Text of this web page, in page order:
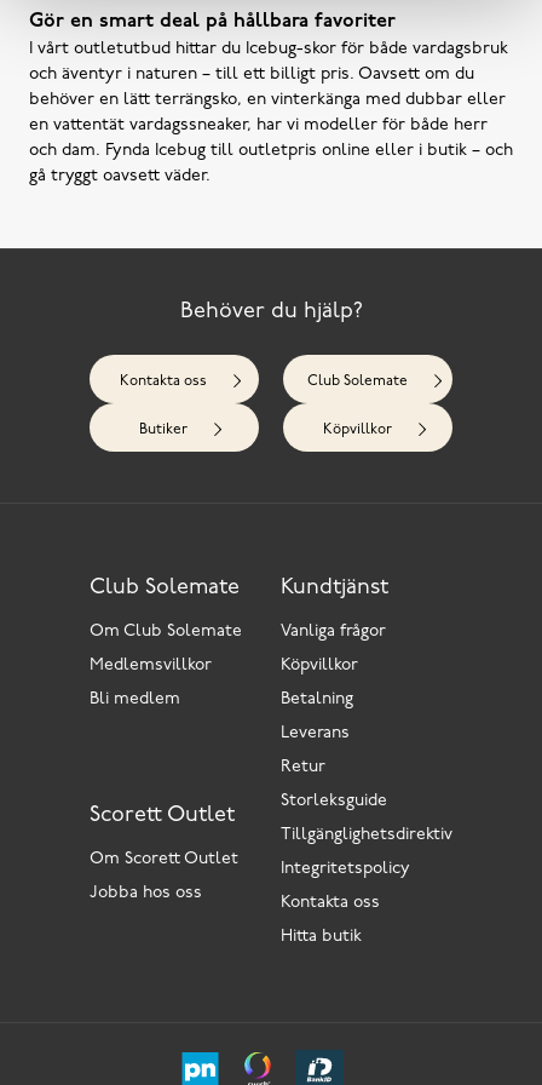
Gör en smart deal på hållbara favoriter
I vårt outletutbud hittar du Icebug-skor för både vardagsbruk
och äventyr i naturen – till ett billigt pris. Oavsett om du
behöver en lätt terrängsko, en vinterkänga med dubbar eller
en vattentät vardagssneaker, har vi modeller för både herr
och dam. Fynda Icebug till outletpris online eller i butik – och
gå tryggt oavsett väder.
Behöver du hjälp?
Kontakta oss Club Solemate
Butiker Köpvillkor
Kundtjänst
Vanliga frågor
Köpvillkor
Betalning
Leverans
Retur
Storleksguide
Tillgänglighetsdirektiv
Integritetspolicy
Kontakta oss
Hitta butik
Scorett Outlet
Om Scorett Outlet
Jobba hos oss
Club Solemate
Om Club Solemate
Medlemsvillkor
Bli medlem